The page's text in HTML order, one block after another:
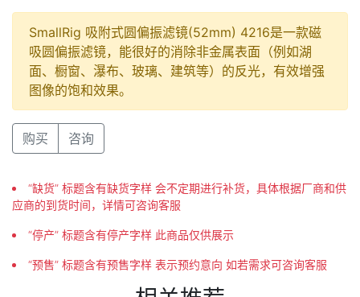
SmallRig 吸附式圆偏振滤镜(52mm) 4216是一款磁
吸圆偏振滤镜，能很好的消除非金属表面（例如湖
面、橱窗、瀑布、玻璃、建筑等）的反光，有效增强
图像的饱和效果。
购买 咨询
“缺货” 标题含有缺货字样 会不定期进行补货，具体根据厂商和供
应商的到货时间，详情可咨询客服
“停产” 标题含有停产字样 此商品仅供展示
“预售” 标题含有预售字样 表示预约意向 如若需求可咨询客服